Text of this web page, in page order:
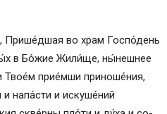
Прише́дшая во храм Госпо́день
в Бо́­жие Жи­ли́­ще, ны́нешнее
Тво­е́м прие́мши приноше́ния,
на­па́с­ти и ис­ку­ше́­ний